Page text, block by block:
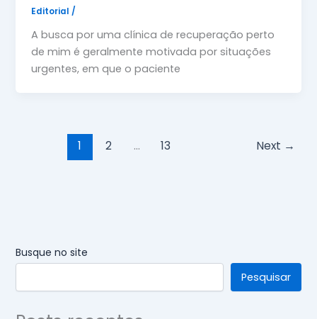
Editorial /
A busca por uma clínica de recuperação perto
de mim é geralmente motivada por situações
urgentes, em que o paciente
1 2 … 13 Next →
Busque no site
Pesquisar